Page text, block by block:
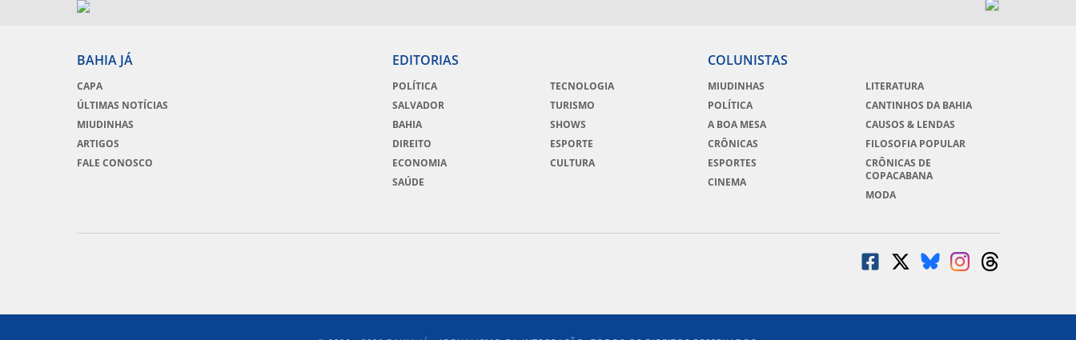
BAHIA JÁ
CAPA
ÚLTIMAS NOTÍCIAS
MIUDINHAS
ARTIGOS
FALE CONOSCO
EDITORIAS
POLÍTICA
SALVADOR
BAHIA
DIREITO
ECONOMIA
SAÚDE
TECNOLOGIA
TURISMO
SHOWS
ESPORTE
CULTURA
COLUNISTAS
MIUDINHAS
POLÍTICA
A BOA MESA
CRÔNICAS
ESPORTES
CINEMA
LITERATURA
CANTINHOS DA BAHIA
CAUSOS & LENDAS
FILOSOFIA POPULAR
CRÔNICAS DE
COPACABANA
MODA